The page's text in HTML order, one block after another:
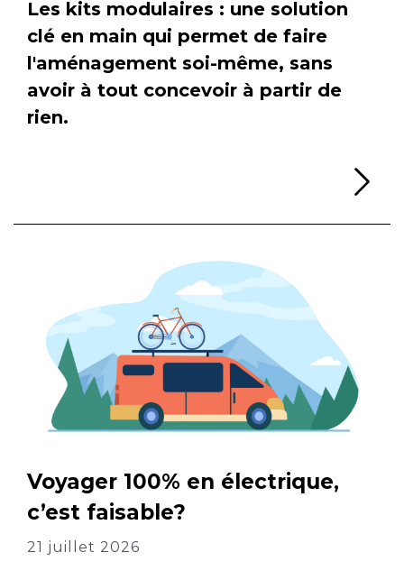
Les kits modulaires : une solution
clé en main qui permet de faire
l'aménagement soi-même, sans
avoir à tout concevoir à partir de
rien.
Voyager 100% en électrique,
c’est faisable?
21 juillet 2026